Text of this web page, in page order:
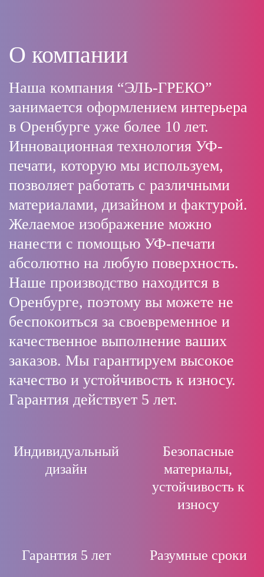
О компании
Наша компания “ЭЛЬ-ГРЕКО”
занимается оформлением интерьера
в Оренбурге уже более 10 лет.
Инновационная технология УФ-
печати, которую мы используем,
позволяет работать с различными
материалами, дизайном и фактурой.
Желаемое изображение можно
нанести с помощью УФ-печати
абсолютно на любую поверхность.
Наше производство находится в
Оренбурге, поэтому вы можете не
беспокоиться за своевременное и
качественное выполнение ваших
заказов. Мы гарантируем высокое
качество и устойчивость к износу.
Гарантия действует 5 лет.
Индивидуальный
дизайн
Безопасные
материалы,
устойчивость к
износу
Гарантия 5 лет Разумные сроки